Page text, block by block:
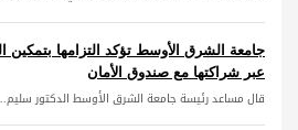
جامعة الشرق الأوسط تؤكد التزامها بتمكين
عبر شراكتها مع صندوق الأمان
قال مساعد رئيسة جامعة الشرق الأوسط الدكتور